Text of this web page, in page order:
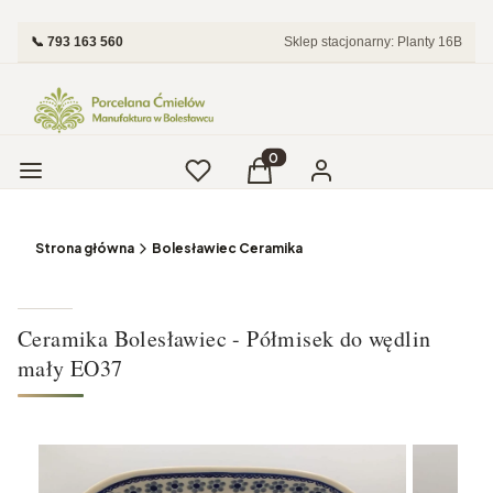
📞 793 163 560 Sklep stacjonarny: Planty 16B
Menu UlubioneProdukty w koszyku: 0.
Koszyk Zaloguj się
Strona główna Bolesławiec Ceramika
Ceramika Bolesławiec - Półmisek do wędlin
mały EO37